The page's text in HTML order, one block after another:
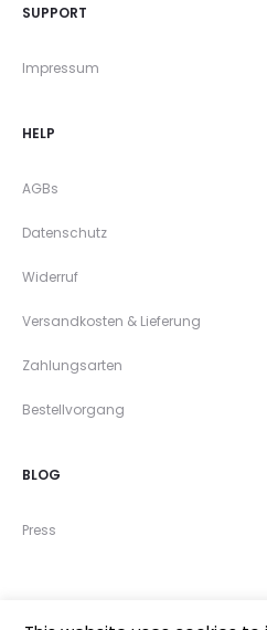
SUPPORT
Impressum
HELP
AGBs
Datenschutz
Widerruf
Versandkosten & Lieferung
Zahlungsarten
Bestellvorgang
BLOG
Press